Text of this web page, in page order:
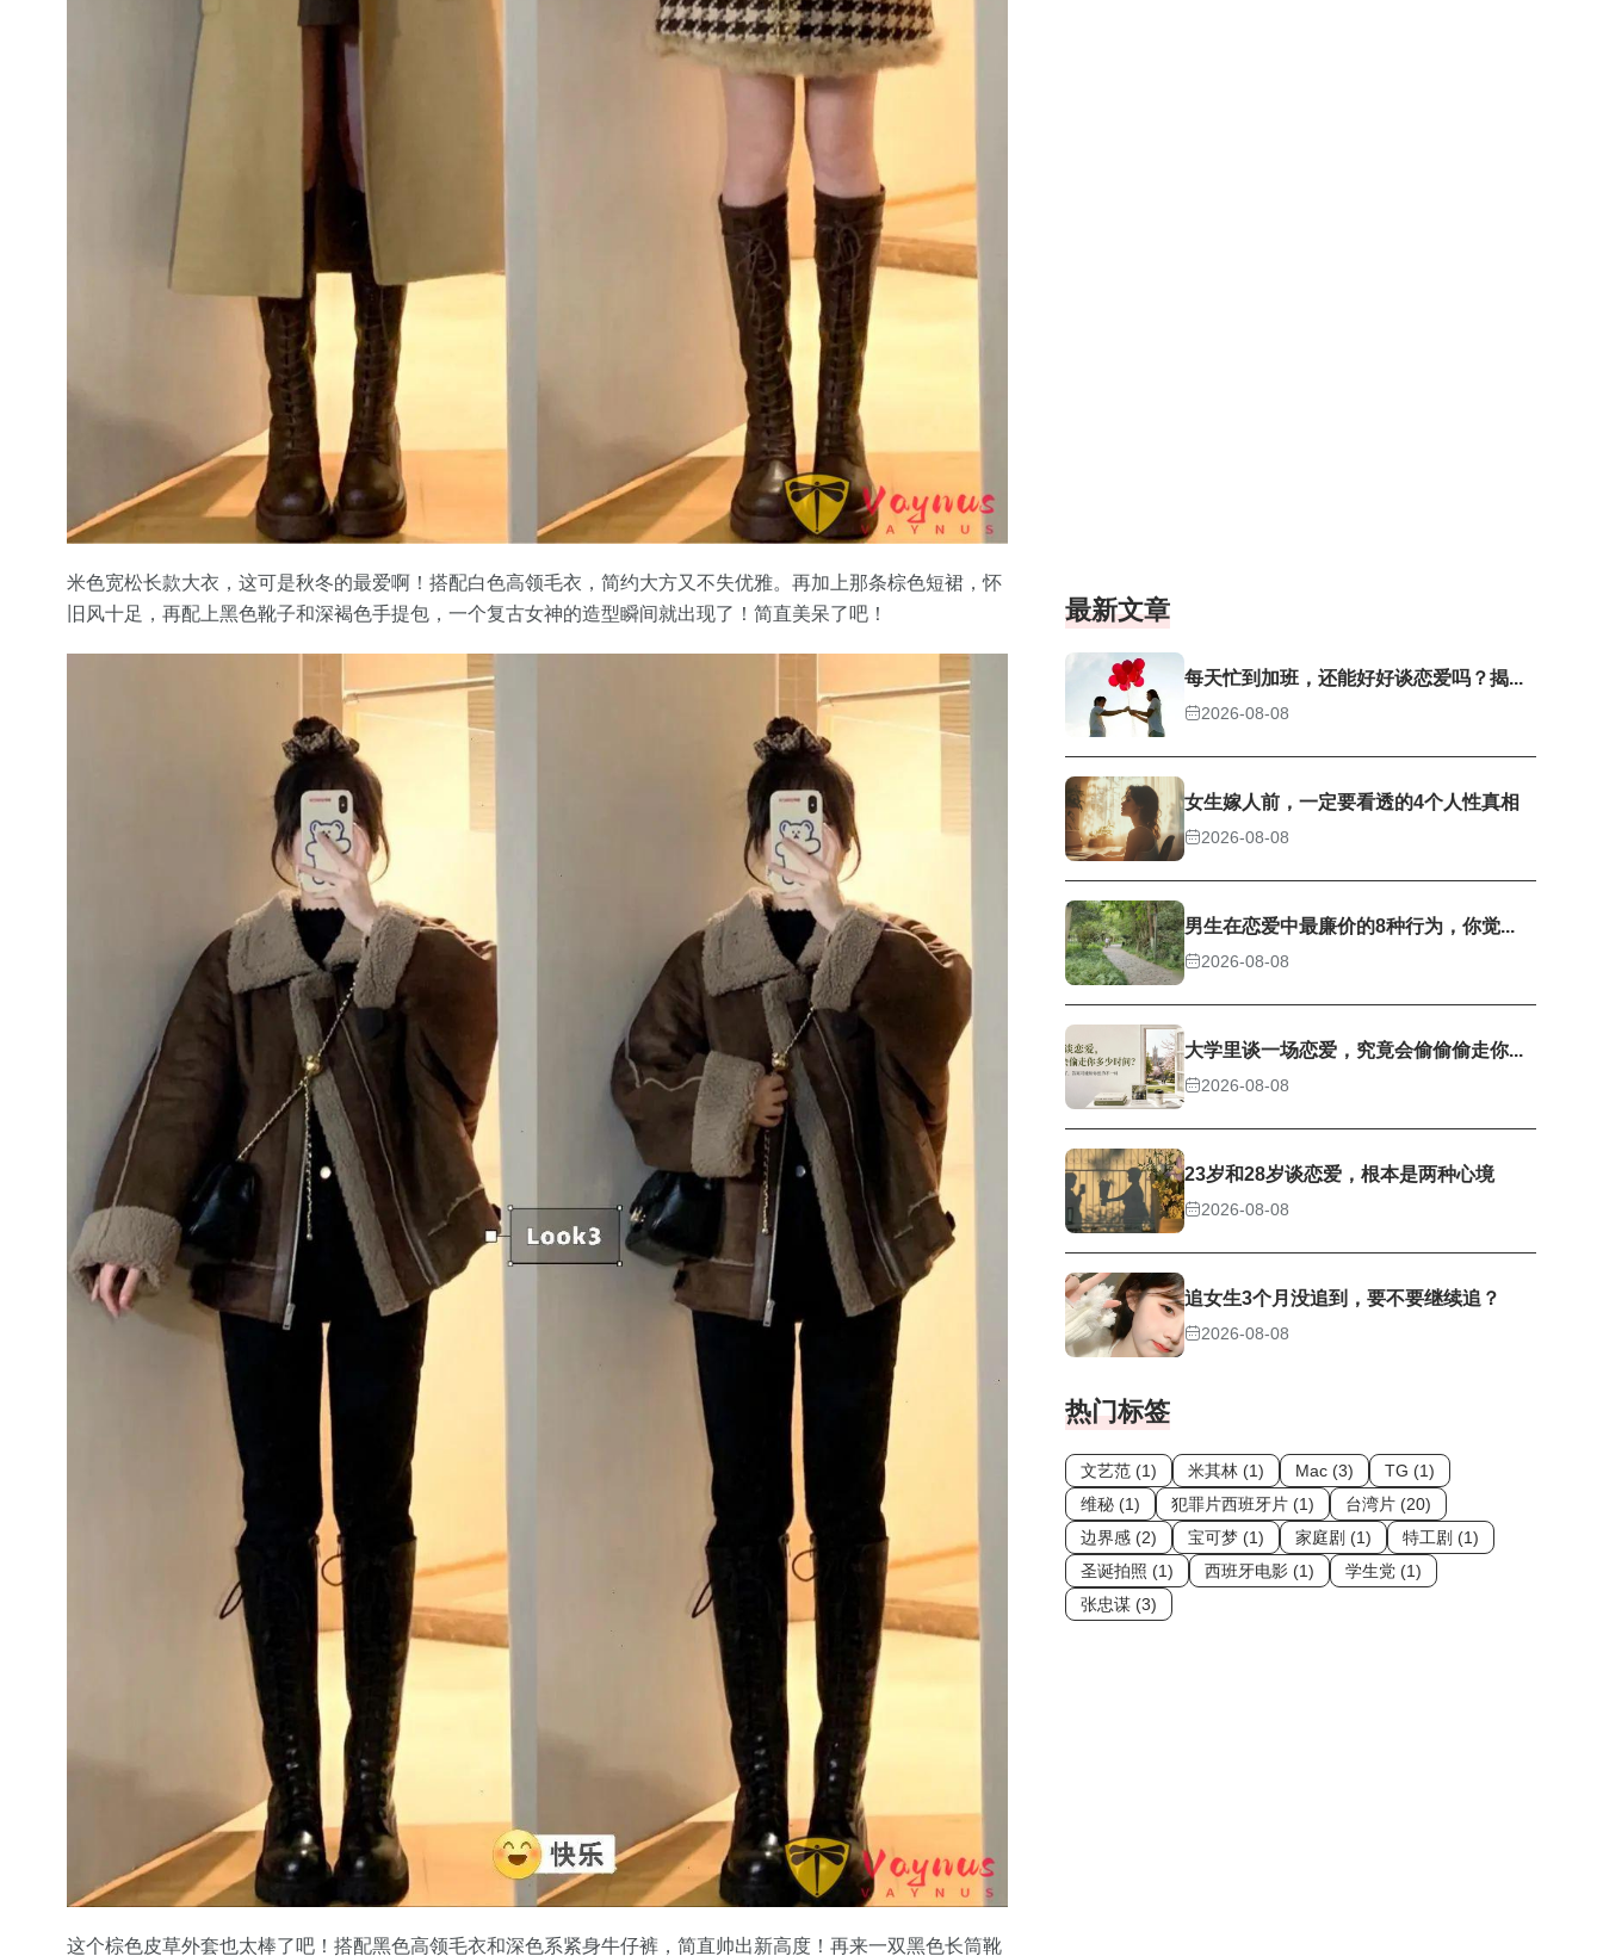
米色宽松长款大衣，这可是秋冬的最爱啊！搭配白色高领毛衣，简约大方又不失优雅。再加上那条棕色短裙，怀
旧风十足，再配上黑色靴子和深褐色手提包，一个复古女神的造型瞬间就出现了！简直美呆了吧！
这个棕色皮草外套也太棒了吧！搭配黑色高领毛衣和深色系紧身牛仔裤，简直帅出新高度！再来一双黑色长筒靴
最新文章
每天忙到加班，还能好好谈恋爱吗？揭...
2026-08-08
女生嫁人前，一定要看透的4个人性真相
2026-08-08
男生在恋爱中最廉价的8种行为，你觉...
2026-08-08
大学里谈一场恋爱，究竟会偷偷偷走你...
2026-08-08
23岁和28岁谈恋爱，根本是两种心境
2026-08-08
追女生3个月没追到，要不要继续追？
2026-08-08
热门标签
文艺范 (1) 米其林 (1) Mac (3)
TG (1)
维秘 (1)
犯罪片西班牙片 (1)
台湾片 (20)
边界感 (2)
宝可梦 (1) 家庭剧 (1)
特工剧 (1)
圣诞拍照 (1)
西班牙电影 (1)
学生党 (1)
张忠谋 (3)